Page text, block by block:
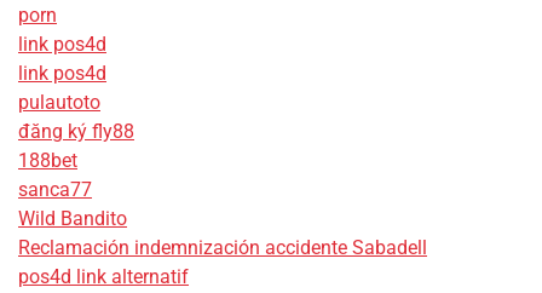
porn
link pos4d
link pos4d
pulautoto
đăng ký fly88
188bet
sanca77
Wild Bandito
Reclamación indemnización accidente Sabadell
pos4d link alternatif